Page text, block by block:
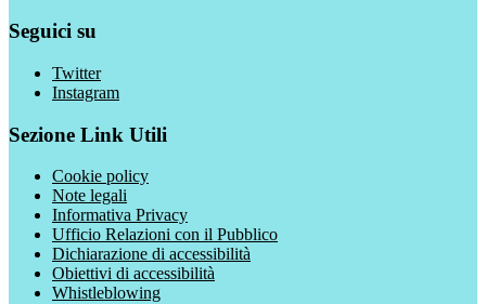
Seguici su
Twitter
Instagram
Sezione Link Utili
Cookie policy
Note legali
Informativa Privacy
Ufficio Relazioni con il Pubblico
Dichiarazione di accessibilità
Obiettivi di accessibilità
Whistleblowing